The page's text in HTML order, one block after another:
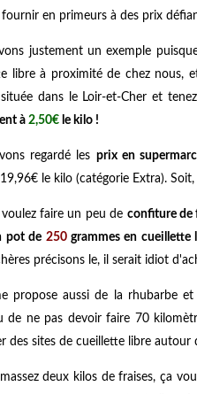
fournir en primeurs à des prix
justement un exemple
libre à proximité de chez nous,
située dans le Loir-et-Cher et
à 2,50€ le kilo !
regardé les prix en
le kilo (catégorie Extra).
faire un peu de confiture de
pot de 250grammes en cueillette
précisons le, il serait idiot
propose aussi de la rhubarbe
de ne pas devoir faire 70
des sites de cueillette libre autour
deux kilos de fraises, ça